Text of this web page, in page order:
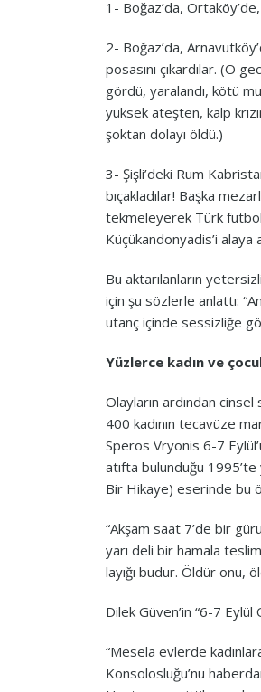
1- Boğaz’da,
2- Boğaz’da,
posasını çıkardılar. (O
gördü, yaralandı, kötü
yüksek ateşten, kalp
şoktan dolayı öldü.)
3- Şişli’deki Rum
bıçakladılar! Başka
tekmeleyerek Türk
Küçükandonyadis’i alaya
Bu aktarılanların
için şu sözlerle anlattı:
utanç içinde sessizliğe
Yüzlerce kadın ve
Olayların ardından
400 kadının tecavüze
Speros Vryonis 6-7
atıfta bulunduğu
Bir Hikaye) eserinde bu
“Akşam saat 7’de bir
yarı deli bir hamala
layığı budur. Öldür onu,
Dilek Güven’in “6-7
“Mesela evlerde
Konsolosluğu’nu